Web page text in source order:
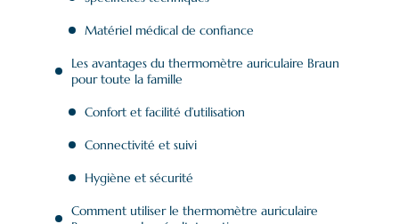
Matériel médical de confiance
Les avantages du thermomètre auriculaire Braun
pour toute la famille
Confort et facilité d’utilisation
Connectivité et suivi
Hygiène et sécurité
Comment utiliser le thermomètre auriculaire